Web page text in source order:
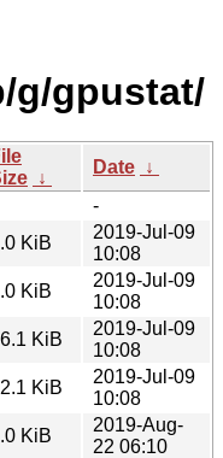
g/gpustat/
↓
Date ↓
-
KiB
2019-Jul-09
10:08
KiB
2019-Jul-09
10:08
KiB
2019-Jul-09
10:08
KiB
2019-Jul-09
10:08
KiB
2019-Aug-
22 06:10